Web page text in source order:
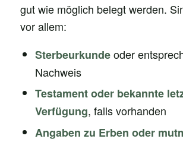
gut wie möglich belegt werden.
vor allem:
Sterbeurkundeoder
Nachweis
Testament oder bekannte
Verfügung, falls vorhanden
Angaben zu Erben oder